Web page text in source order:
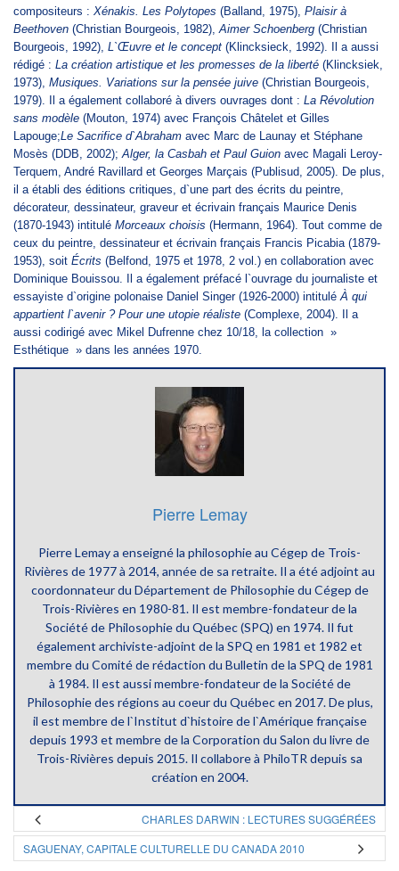
compositeurs : Xénakis. Les Polytopes (Balland, 1975), Plaisir à
Beethoven (Christian Bourgeois, 1982), Aimer Schoenberg (Christian
Bourgeois, 1992), L`Œuvre et le concept (Klincksieck, 1992). Il a aussi
rédigé : La création artistique et les promesses de la liberté (Klincksiek,
1973), Musiques. Variations sur la pensée juive (Christian Bourgeois,
1979). Il a également collaboré à divers ouvrages dont : La Révolution
sans modèle (Mouton, 1974) avec François Châtelet et Gilles
Lapouge;Le Sacrifice d`Abraham avec Marc de Launay et Stéphane
Mosès (DDB, 2002); Alger, la Casbah et Paul Guion avec Magali Leroy-
Terquem, André Ravillard et Georges Marçais (Publisud, 2005). De plus,
il a établi des éditions critiques, d`une part des écrits du peintre,
décorateur, dessinateur, graveur et écrivain français Maurice Denis
(1870-1943) intitulé Morceaux choisis (Hermann, 1964). Tout comme de
ceux du peintre, dessinateur et écrivain français Francis Picabia (1879-
1953), soit Écrits (Belfond, 1975 et 1978, 2 vol.) en collaboration avec
Dominique Bouissou. Il a également préfacé l`ouvrage du journaliste et
essayiste d`origine polonaise Daniel Singer (1926-2000) intitulé À qui
appartient l`avenir ? Pour une utopie réaliste (Complexe, 2004). Il a
aussi codirigé avec Mikel Dufrenne chez 10/18, la collection »
Esthétique » dans les années 1970.
Pierre Lemay
Pierre Lemay a enseigné la philosophie au Cégep de Trois-
Rivières de 1977 à 2014, année de sa retraite. Il a été adjoint au
coordonnateur du Département de Philosophie du Cégep de
Trois-Rivières en 1980-81. Il est membre-fondateur de la
Société de Philosophie du Québec (SPQ) en 1974. Il fut
également archiviste-adjoint de la SPQ en 1981 et 1982 et
membre du Comité de rédaction du Bulletin de la SPQ de 1981
à 1984. Il est aussi membre-fondateur de la Société de
Philosophie des régions au coeur du Québec en 2017. De plus,
il est membre de l`Institut d`histoire de l`Amérique française
depuis 1993 et membre de la Corporation du Salon du livre de
Trois-Rivières depuis 2015. Il collabore à PhiloTR depuis sa
création en 2004.
CHARLES DARWIN : LECTURES SUGGÉRÉES
SAGUENAY, CAPITALE CULTURELLE DU CANADA 2010